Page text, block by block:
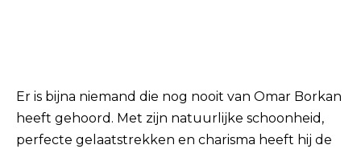
Er is bijna niemand die nog nooit van Omar Borkan
heeft gehoord. Met zijn natuurlijke schoonheid,
perfecte gelaatstrekken en charisma heeft hij de